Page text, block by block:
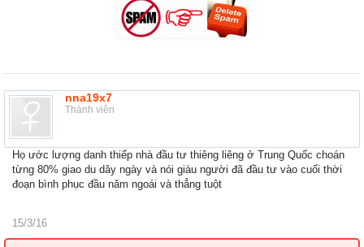
nna19x7
Thành viên
Họ ước lượng danh thiếp nhà đầu tư thiêng liêng ở Trung Quốc choán
từng 80% giao du dây ngày và nói giàu người đã đầu tư vào cuối thời
đoạn bình phục đầu năm ngoái và thẳng tuột
15/3/16